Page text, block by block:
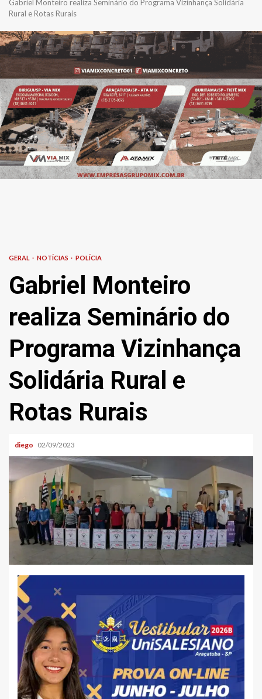
Gabriel Monteiro realiza Seminário do Programa Vizinhança Solidária
Rural e Rotas Rurais
GERAL NOTÍCIAS POLÍCIA
Gabriel Monteiro
realiza Seminário do
Programa Vizinhança
Solidária Rural e
Rotas Rurais
diego 02/09/2023